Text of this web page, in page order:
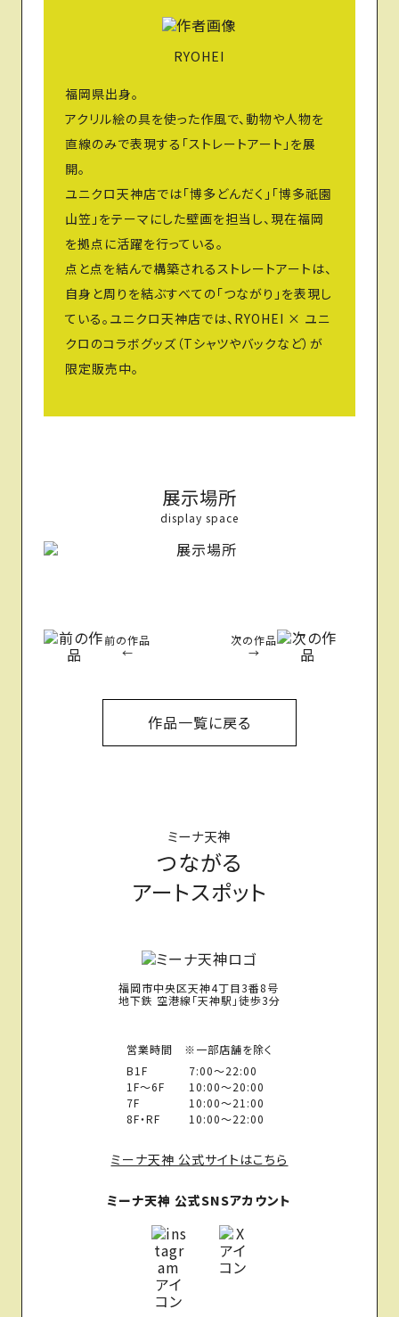
RYOHEI
福岡県出身。
アクリル絵の具を使った作風で、動物や人物を
直線のみで表現する「ストレートアート」を展
開。
ユニクロ天神店では「博多どんだく」「博多祇園
山笠」をテーマにした壁画を担当し、現在福岡
を拠点に活躍を行っている。
点と点を結んで構築されるストレートアートは、
自身と周りを結ぶすべての「つながり」を表現し
ている。ユニクロ天神店では、RYOHEI × ユニ
クロのコラボグッズ（Tシャツやバックなど）が
限定販売中。
展示場所
display space
前の作品
←
次の作品
→
作品一覧に戻る
ミーナ天神
つながる
アートスポット
福岡市中央区天神4丁目3番8号
地下鉄 空港線「天神駅」徒歩3分
営業時間 ※一部店舗を除く
B1F
7:00〜22:00
1F〜6F
10:00〜20:00
7F
10:00〜21:00
8F・RF
10:00〜22:00
ミーナ天神 公式サイトはこちら
ミーナ天神 公式SNSアカウント